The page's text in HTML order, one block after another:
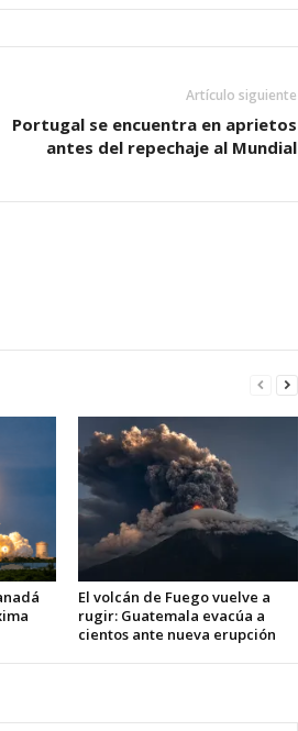
Artículo siguiente
Portugal se encuentra en aprietos
antes del repechaje al Mundial
El volcán de Fuego vuelve a
rugir: Guatemala evacúa a
cientos ante nueva erupción